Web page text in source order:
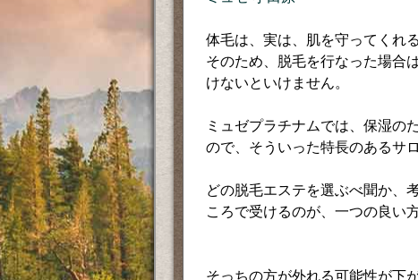
体毛は、実は、肌を守ってくれ
そのため、脱毛を行なった場合
けないといけません。
ミュゼプラチナムでは、保湿の
ので、そういった特長のあるサ
どの脱毛エステを選ぶべ聞か、
ころで受けるのが、一つの良い
そっちの方が外れる可能性が下